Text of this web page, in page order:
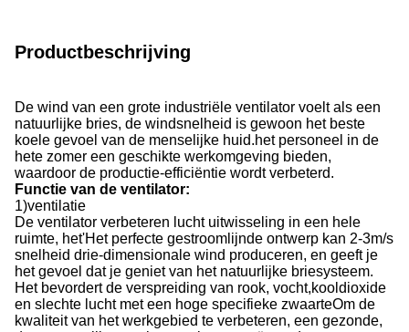
Productbeschrijving
De wind van een grote industriële ventilator voelt als een
natuurlijke bries, de windsnelheid is gewoon het beste
koele gevoel van de menselijke huid.het personeel in de
hete zomer een geschikte werkomgeving bieden,
waardoor de productie-efficiëntie wordt verbeterd.
Functie van de ventilator:
1)ventilatie
De ventilator verbeteren lucht uitwisseling in een hele
ruimte, het'Het perfecte gestroomlijnde ontwerp kan 2-3m/s
snelheid drie-dimensionale wind produceren, en geeft je
het gevoel dat je geniet van het natuurlijke briesysteem.
Het bevordert de verspreiding van rook, vocht,kooldioxide
en slechte lucht met een hoge specifieke zwaarteOm de
kwaliteit van het werkgebied te verbeteren, een gezonde,